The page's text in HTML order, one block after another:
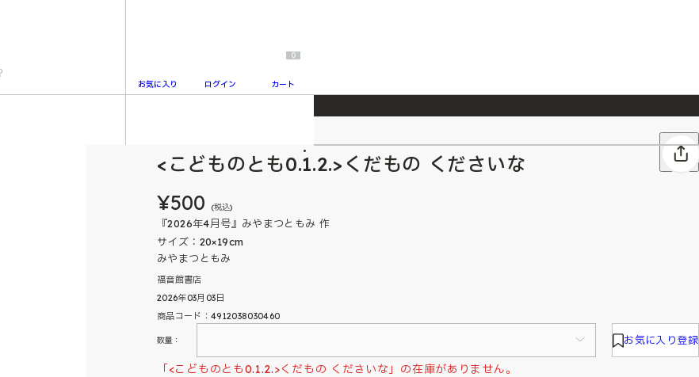
2026/7/23 『ONE PIECE magazine 021 ONE PIECEカード付き同梱版』発売延期のご案内
お気に入り ログイン
0
カート
<こどものとも0.1.2.>くだもの くださいな
¥500 (税込)
『2026年4月号』みやまつともみ 作
サイズ：20×19cm
みやまつともみ
福音館書店
2026年03月03日
商品コード：4912038030460
数量： お気に入り登録
「<こどものとも0.1.2.>くだもの くださいな」の在庫がありません。